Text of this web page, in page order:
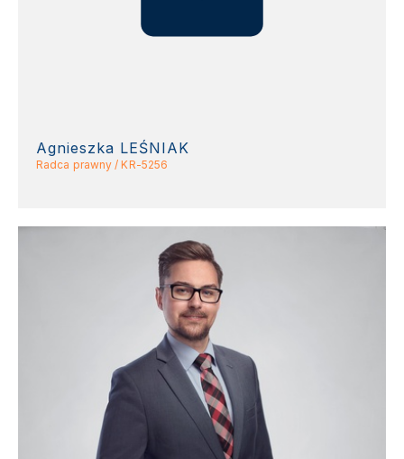
Agnieszka LEŚNIAK
Radca prawny / KR-5256